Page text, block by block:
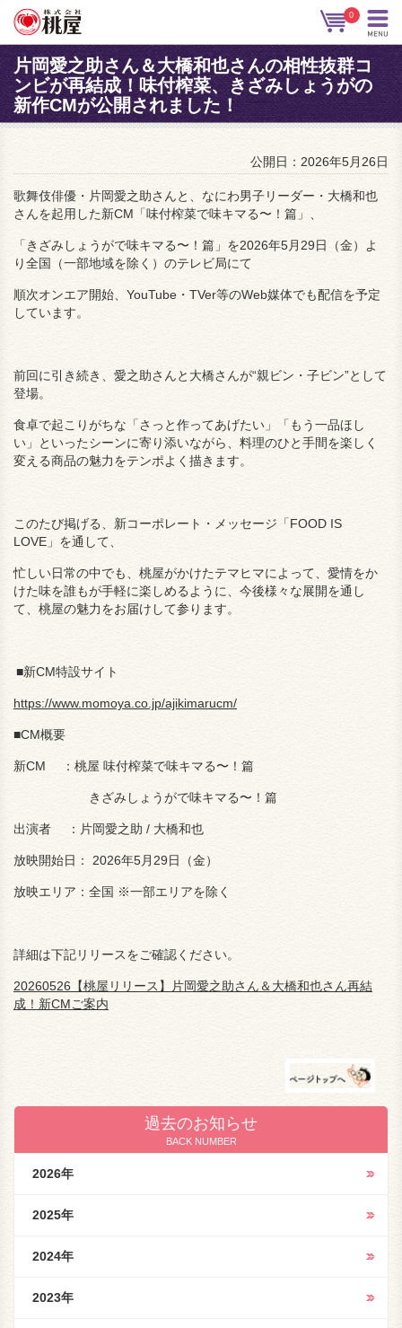
0
片岡愛之助さん＆大橋和也さんの相性抜群コ
ンビが再結成！味付榨菜、きざみしょうがの
新作CMが公開されました！
公開日：2026年5月26日
歌舞伎俳優・片岡愛之助さんと、なにわ男子リーダー・大橋和也
さんを起用した新CM「味付榨菜で味キマる〜！篇」、
「きざみしょうがで味キマる〜！篇」を2026年5月29日（金）よ
り全国（一部地域を除く）のテレビ局にて
順次オンエア開始、YouTube・ TVer等のWeb媒体でも配信を予定
しています。
前回に引き続き、愛之助さんと大橋さんが“親ビン・子ビン”として
登場。
食卓で起こりがちな「さっと作ってあげたい」「もう一品ほし
い」といったシーンに寄り添いながら、 料理のひと手間を楽しく
変える商品の魅力をテンポよく描きます。
このたび掲げる、新コーポレート・メッセージ「FOOD IS
LOVE」を通して、
忙しい日常の中でも、桃屋がかけたテマヒマによって、愛情をか
けた味を誰もが手軽に楽しめるように、 今後様々な展開を通し
て、桃屋の魅力をお届けして参ります。
■新CM特設サイト
https://www.momoya.co.jp/ajikimarucm/
■CM概要
新CM ：桃屋 味付榨菜で味キマる〜！篇
きざみしょうがで味キマる〜！篇
出演者 ：片岡愛之助 / 大橋和也
放映開始日 ： 2026年5月29日（金）
放映エリア：全国 ※一部エリアを除く
詳細は下記リリースをご確認ください。
20260526【桃屋リリース】片岡愛之助さん＆大橋和也さん再結
成！新CMご案内
過去のお知らせ
BACK NUMBER
2026年
2025年
2024年
2023年